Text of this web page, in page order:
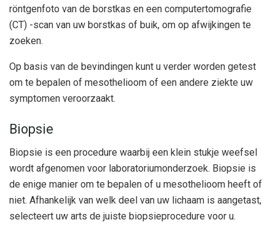
röntgenfoto van de borstkas en een computertomografie
(CT) -scan van uw borstkas of buik, om op afwijkingen te
zoeken.
Op basis van de bevindingen kunt u verder worden getest
om te bepalen of mesothelioom of een andere ziekte uw
symptomen veroorzaakt.
Biopsie
Biopsie is een procedure waarbij een klein stukje weefsel
wordt afgenomen voor laboratoriumonderzoek. Biopsie is
de enige manier om te bepalen of u mesothelioom heeft of
niet. Afhankelijk van welk deel van uw lichaam is aangetast,
selecteert uw arts de juiste biopsieprocedure voor u.